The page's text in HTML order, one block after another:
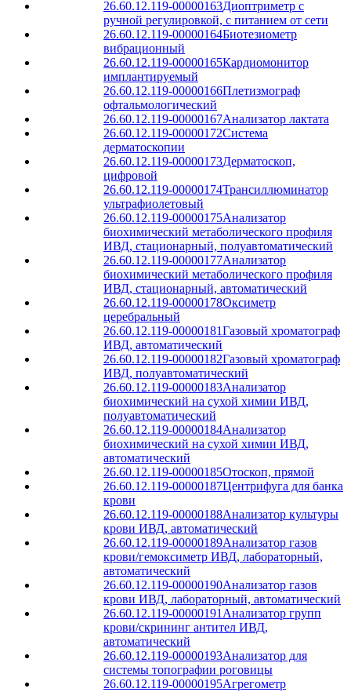
26.60.12.119-00000163Диоптриметр с
ручной регулировкой, с питанием от сети
26.60.12.119-00000164Биотезиометр
вибрационный
26.60.12.119-00000165Кардиомонитор
имплантируемый
26.60.12.119-00000166Плетизмограф
офтальмологический
26.60.12.119-00000167Анализатор лактата
26.60.12.119-00000172Система
дерматоскопии
26.60.12.119-00000173Дерматоскоп,
цифровой
26.60.12.119-00000174Трансиллюминатор
ультрафиолетовый
26.60.12.119-00000175Анализатор
биохимический метаболического профиля
ИВД, стационарный, полуавтоматический
26.60.12.119-00000177Анализатор
биохимический метаболического профиля
ИВД, стационарный, автоматический
26.60.12.119-00000178Оксиметр
церебральный
26.60.12.119-00000181Газовый хроматограф
ИВД, автоматический
26.60.12.119-00000182Газовый хроматограф
ИВД, полуавтоматический
26.60.12.119-00000183Анализатор
биохимический на сухой химии ИВД,
полуавтоматический
26.60.12.119-00000184Анализатор
биохимический на сухой химии ИВД,
автоматический
26.60.12.119-00000185Отоскоп, прямой
26.60.12.119-00000187Центрифуга для банка
крови
26.60.12.119-00000188Анализатор культуры
крови ИВД, автоматический
26.60.12.119-00000189Анализатор газов
крови/гемоксиметр ИВД, лабораторный,
автоматический
26.60.12.119-00000190Анализатор газов
крови ИВД, лабораторный, автоматический
26.60.12.119-00000191 Анализатор групп
крови/скрининг антител ИВД,
автоматический
26.60.12.119-00000193Анализатор для
системы топографии роговицы
26.60.12.119-00000195Агрегометр